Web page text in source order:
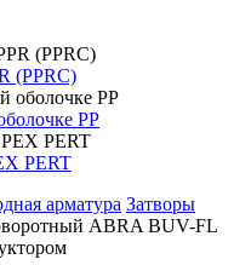
(PPRC)
PP
PERT
арматура Затворы
ABRA BUV-FL